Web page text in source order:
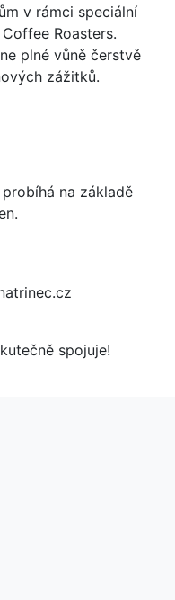
v rámci speciální
Roasters.
plné vůně čerstvě
zážitků.
na základě
spojuje!